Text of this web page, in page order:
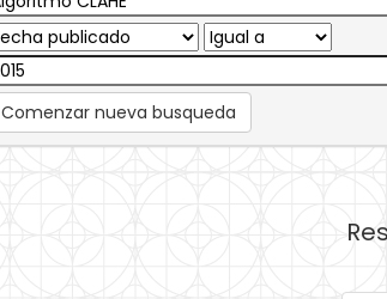
Comenzar nueva busqueda